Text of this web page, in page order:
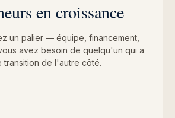
en croissance
un palier — équipe, financement,
avez besoin de quelqu'un qui a
transition de l'autre côté.